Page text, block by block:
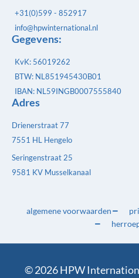
+31(0)599 - 852917
info@hpwinternational.nl
Gegevens:
KvK: 56019262
BTW: NL851945430B01
IBAN: NL59INGB0007555840
Adres
Drienerstraat 77
7551 HL Hengelo
Seringenstraat 25
9581 KV Musselkanaal
algemene voorwaarden
© 2026 HPW